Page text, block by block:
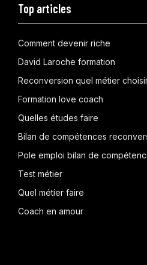
Top articles
Comment devenir riche
David Laroche formation
Reconversion quel métier
Formation love coach
Quelles études faire
Bilan de compétences
Pole emploi bilan de
Test métier
Quel métier faire
Coach en amour